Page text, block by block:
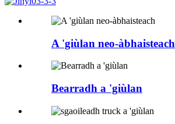
A 'giùlan neo-àbhaisteach
Bearradh a 'giùlan